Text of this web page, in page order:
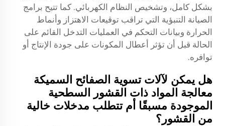
بشكل كامل، وتشخيص النظام الكهربائي. كما تتيح برامج
الصيانة التنبؤية التي تراقب توقيعات الاهتزاز وأنماط
الحرارة وبيانات التحكم في العمليات التدخل القائم على
الحالة قبل أن تؤثر أعطال المكونات على جودة الإنتاج أو
توافره.
هل يمكن لآلات تسوية الصفائح السميكة
معالجة المواد ذات القشور السطحية
الموجودة مسبقًا أم تتطلب مدخلات خالية
من القشور؟